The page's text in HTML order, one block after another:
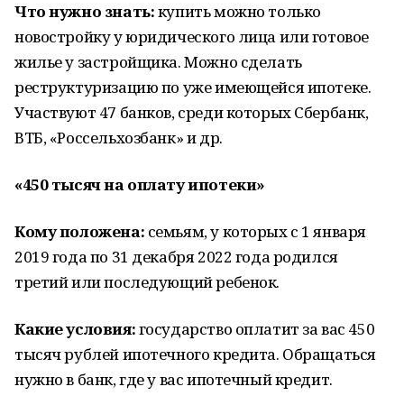
Что нужно знать:купить можно только
новостройку у юридического лица или готовое
жилье у застройщика. Можно сделать
реструктуризацию по уже имеющейся ипотеке.
Участвуют 47 банков, среди которых Сбербанк,
ВТБ, «Россельхозбанк» и др.
«450 тысяч на оплату ипотеки»
Кому положена: семьям, у которых с 1 января
2019 года по 31 декабря 2022 года родился
третий или последующий ребенок.
Какие условия:государство оплатит за вас 450
тысяч рублей ипотечного кредита. Обращаться
нужно в банк, где у вас ипотечный кредит.